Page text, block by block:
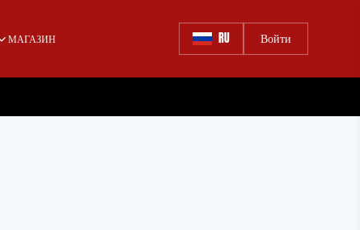
МАГАЗИН RU Войти